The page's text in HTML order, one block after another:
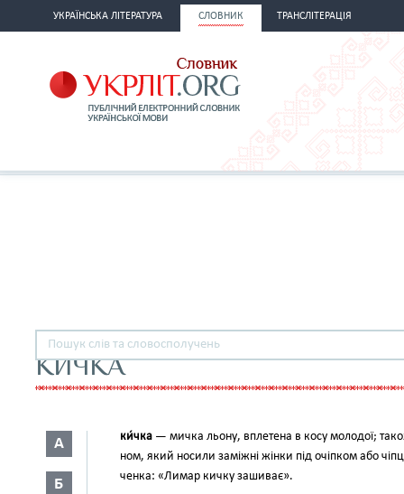
УКРАЇНСЬКА ЛІТЕРАТУРА СЛОВНИК ТРАНСЛІТЕРАЦІЯ
КИЧКА
А
Б
ки́чка — мичка льону, вплетена в косу молодої;
ном, який носили заміжні жінки під очіпком або
ченка: «Лимар кичку зашиває».